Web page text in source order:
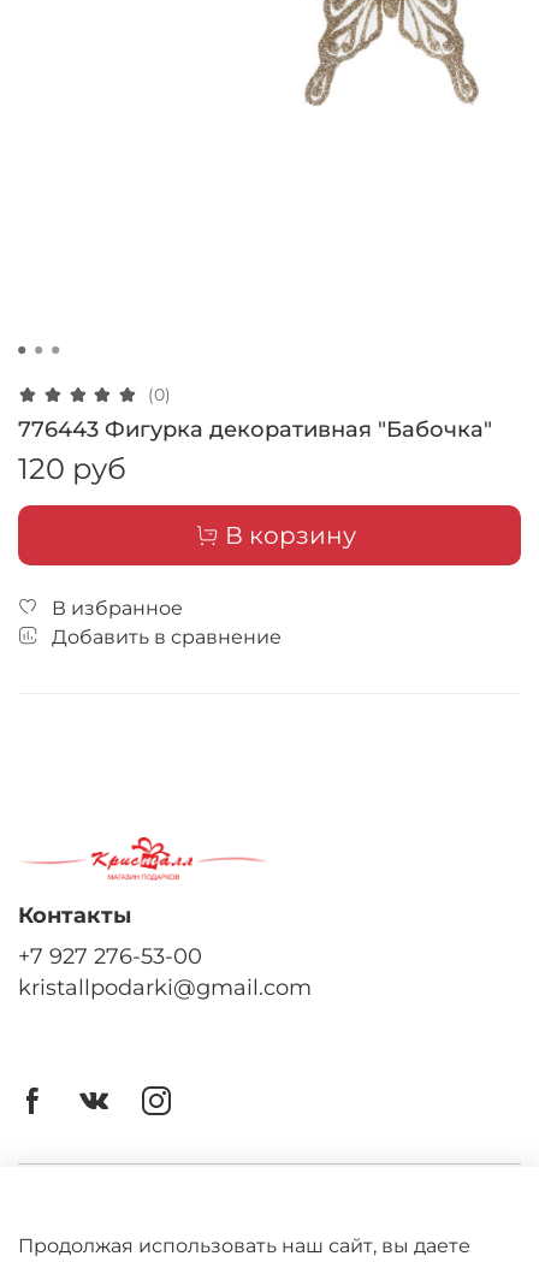
(0)
776443 Фигурка декоративная "Бабочка"
120 руб
В корзину
В избранное
Добавить в сравнение
Оферта
Контакты
+7 927 276-53-00
kristallpodarki@gmail.com
Продолжая использовать наш сайт, вы даете